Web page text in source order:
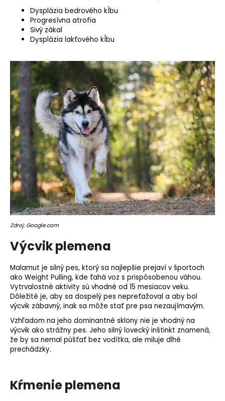
Dysplázia bedrového kĺbu
Progresívna atrofia
Sivý zákal
Dysplázia lakťového kĺbu
Zdroj: Google.com
Výcvik plemena
Malamut je silný pes, ktorý sa najlepšie prejaví v športoch
ako Weight Pulling, kde ťahá voz s prispôsobenou váhou.
Vytrvalostné aktivity sú vhodné od 15 mesiacov veku.
Dôležité je, aby sa dospelý pes nepreťažoval a aby bol
výcvik zábavný, inak sa môže stať pre psa nezaujímavým.
Vzhľadom na jeho dominantné sklony nie je vhodný na
výcvik ako strážny pes. Jeho silný lovecký inštinkt znamená,
že by sa nemal púšťať bez vodítka, ale miluje dlhé
prechádzky.
Kŕmenie plemena